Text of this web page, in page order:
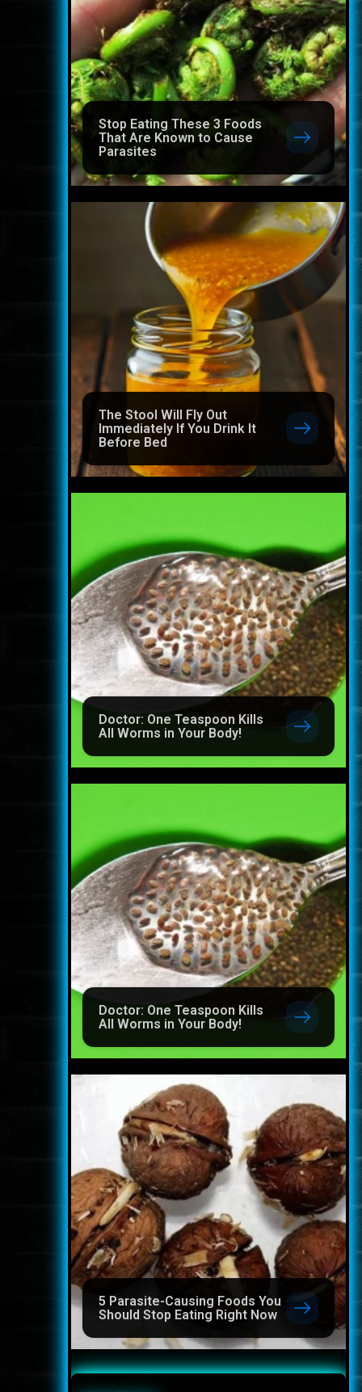
Stop Eating These 3 Foods
That Are Known to Cause
Parasites
The Stool Will Fly Out
Immediately If You Drink It
Before Bed
Doctor: One Teaspoon Kills
All Worms in Your Body!
Doctor: One Teaspoon Kills
All Worms in Your Body!
5 Parasite-Causing Foods You
Should Stop Eating Right Now